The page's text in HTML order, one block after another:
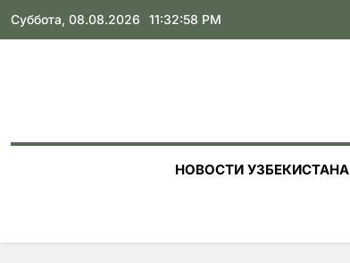
Skip
Суббота, 08.08.2026 11:32:59 PM
НОВОСТИ УЗБЕКИСТАНА